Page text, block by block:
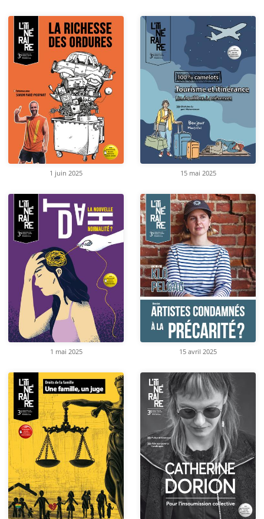
1 juin 2025 15 mai 2025
1 mai 2025 15 avril 2025